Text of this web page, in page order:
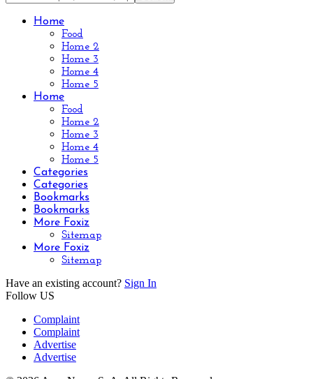
Home
Food
Home 2
Home 3
Home 4
Home 5
Home
Food
Home 2
Home 3
Home 4
Home 5
Categories
Categories
Bookmarks
Bookmarks
More Foxiz
Sitemap
More Foxiz
Sitemap
Have an existing account? Sign In
Follow US
Complaint
Complaint
Advertise
Advertise